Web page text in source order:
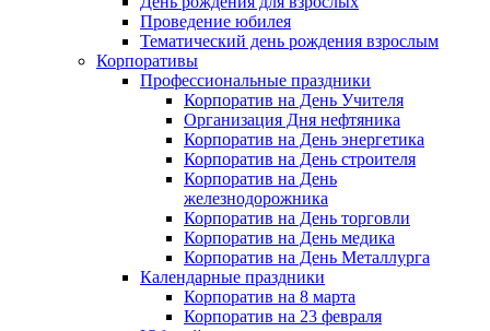
Проведение юбилея
Тематический день рождения взрослым
Корпоративы
Профессиональные праздники
Корпоратив на День Учителя
Организация Дня нефтяника
Корпоратив на День энергетика
Корпоратив на День строителя
Корпоратив на День
железнодорожника
Корпоратив на День торговли
Корпоратив на День медика
Корпоратив на День Металлурга
Календарные праздники
Корпоратив на 8 марта
Корпоратив на 23 февраля